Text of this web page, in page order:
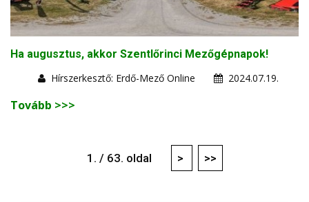
Ha augusztus, akkor Szentlőrinci Mezőgépnapok!
Hírszerkesztő: Erdő-Mező Online
2024.07.19.
Tovább >>>
1. / 63. oldal > >>